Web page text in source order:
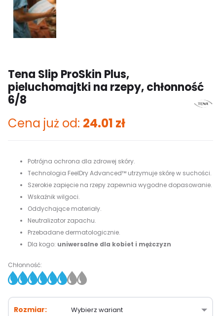
Tena Slip ProSkin Plus,
pieluchomajtki na rzepy, chłonność
6/8
Cena już od: 24.01 zł
Potrójna ochrona dla zdrowej skóry.
Technologia FeelDry Advanced™ utrzymuje skórę w suchości.
Szerokie zapięcie na rzepy zapewnia wygodne dopasowanie.
Wskaźnik wilgoci.
Oddychające materiały.
Neutralizator zapachu.
Przebadane dermatologicznie.
Dla kogo: uniwersalne dla kobiet i mężczyzn
Chłonność:
Rozmiar